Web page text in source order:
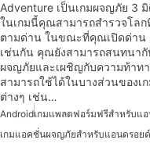
Adventure เป็นเกมผจญภัย 3
ในเกมนี้คุณสามารถสำรวจโลก
ตามด่าน ในขณะที่คุณเปิดด่าน
เช่นกัน คุณยังสามารถสนทนากั
ผจญภัยและเผชิญกับความท้าท
สามารถใช้ได้ในบางส่วนของเ
ต่างๆ เช่น…
Androidเกมแพลตฟอร์มฟรีสำหรับแ
เกมแอคชั่นผจญภัยสำหรับแอนดรอยด์